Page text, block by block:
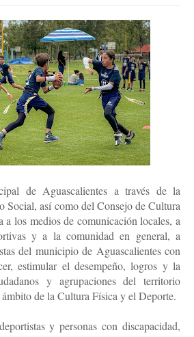
de Aguascalientes a través de la
Social, así como del Consejo de Cultura
los medios de comunicación locales, a
y a la comunidad en general, a
del municipio de Aguascalientes con
estimular el desempeño, logros y la
y agrupaciones del territorio
de la Cultura Física y el Deporte.
y personas con discapacidad,